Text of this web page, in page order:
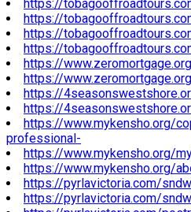
https://
https://
https://
https://
https://
https://
https://
https://
https://www.mykensho.org/
professional-
https://www.mykensho.org/
https://www.mykensho.org/
https://pyrlavictoria.com/
https://pyrlavictoria.com/